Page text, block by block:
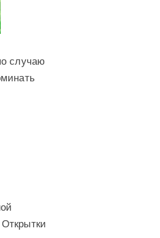
случаю